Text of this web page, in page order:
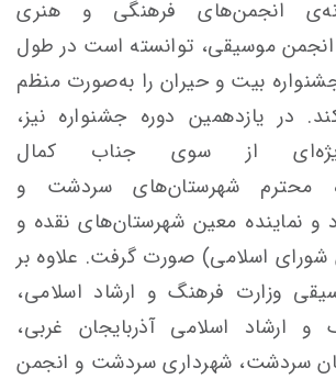
انجمن‌های فرهنگی و هنری
انجمن موسیقی، توانسته است در طول
بیت و حیران را به‌صورت منظم
در یازدهمین دوره جشنواره نیز،
از سوی جناب کمال
محترم شهرستان‌های سردشت و
و نماینده معین شهرستان‌های نقده و
اسلامی) صورت گرفت. علاوه بر
وزارت فرهنگ و ارشاد اسلامی،
و ارشاد اسلامی آذربایجان غربی،
سردشت، شهرداری سردشت و انجمن